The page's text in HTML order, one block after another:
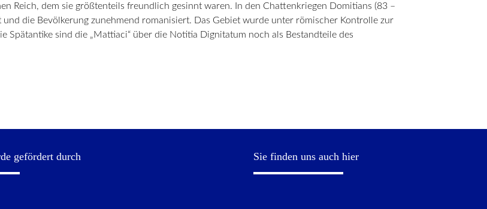
Reich, dem sie größtenteils freundlich gesinnt waren. In den Chattenkriegen Domitians (83 –
die Bevölkerung zunehmend romanisiert. Das Gebiet wurde unter römischer Kontrolle zur
sind die „Mattiaci“ über die Notitia Dignitatum noch als Bestandteile des
gefördert durch Sie finden uns auch hier